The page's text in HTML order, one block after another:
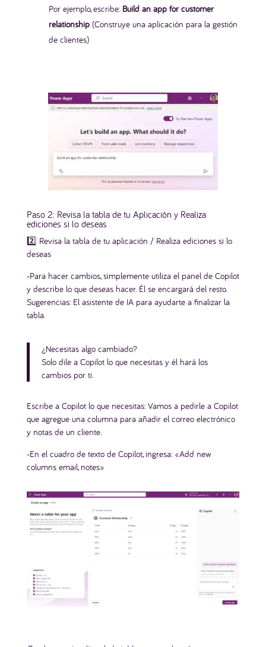
Por ejemplo, escribe: Build an app for customer
relationship (Construye una aplicación para la gestión
de clientes)
Paso 2: Revisa la tabla de tu Aplicación y Realiza
ediciones si lo deseas
2️⃣ Revisa la tabla de tu aplicación / Realiza ediciones si lo
deseas
-Para hacer cambios, simplemente utiliza el panel de Copilot
y describe lo que deseas hacer. Él se encargará del resto.
Sugerencias: El asistente de IA para ayudarte a finalizar la
tabla.
¿Necesitas algo cambiado?
Solo dile a Copilot lo que necesitas y él hará los
cambios por ti.
Escribe a Copilot lo que necesitas: Vamos a pedirle a Copilot
que agregue una columna para añadir el correo electrónico
y notas de un cliente.
-En el cuadro de texto de Copilot, ingresa: «Add new
columns email, notes»